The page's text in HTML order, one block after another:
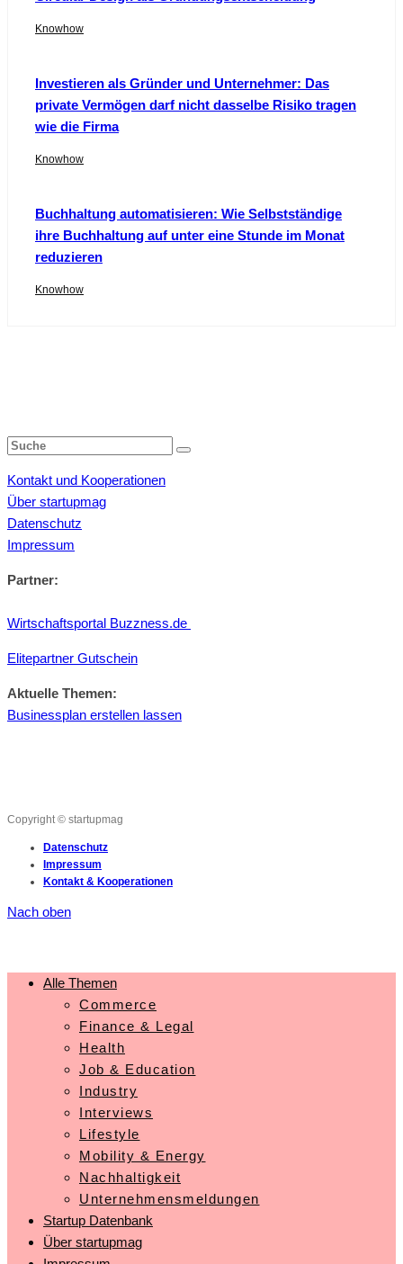
Knowhow
Investieren als Gründer und Unternehmer: Das
private Vermögen darf nicht dasselbe Risiko tragen
wie die Firma
Knowhow
Buchhaltung automatisieren: Wie Selbstständige
ihre Buchhaltung auf unter eine Stunde im Monat
reduzieren
Knowhow
Kontakt und Kooperationen
Über startupmag
Datenschutz
Impressum
Partner:
Wirtschaftsportal Buzzness.de
Elitepartner Gutschein
Aktuelle Themen:
Businessplan erstellen lassen
Copyright © startupmag
Datenschutz
Impressum
Kontakt & Kooperationen
Nach oben
Alle Themen
Commerce
Finance & Legal
Health
Job & Education
Industry
Interviews
Lifestyle
Mobility & Energy
Nachhaltigkeit
Unternehmensmeldungen
Startup Datenbank
Über startupmag